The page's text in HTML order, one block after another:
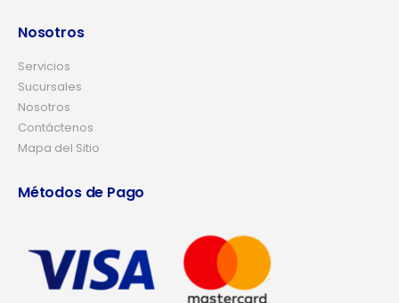
Nosotros
Servicios
Sucursales
Nosotros
Contáctenos
Mapa del Sitio
Métodos de Pago